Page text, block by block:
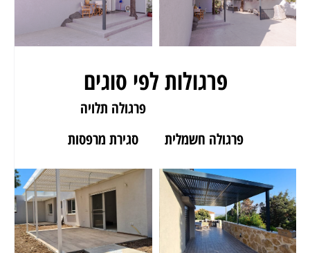
פרגולות לפי סוגים
פרגולה תלויה
פרגולה חשמלית
סגירת מרפסות